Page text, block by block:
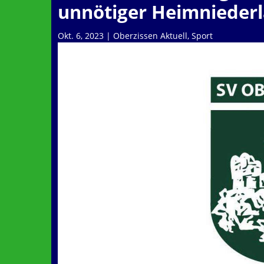
unnötiger
Okt. 6, 2023 |Oberzissen Aktuell,Sport